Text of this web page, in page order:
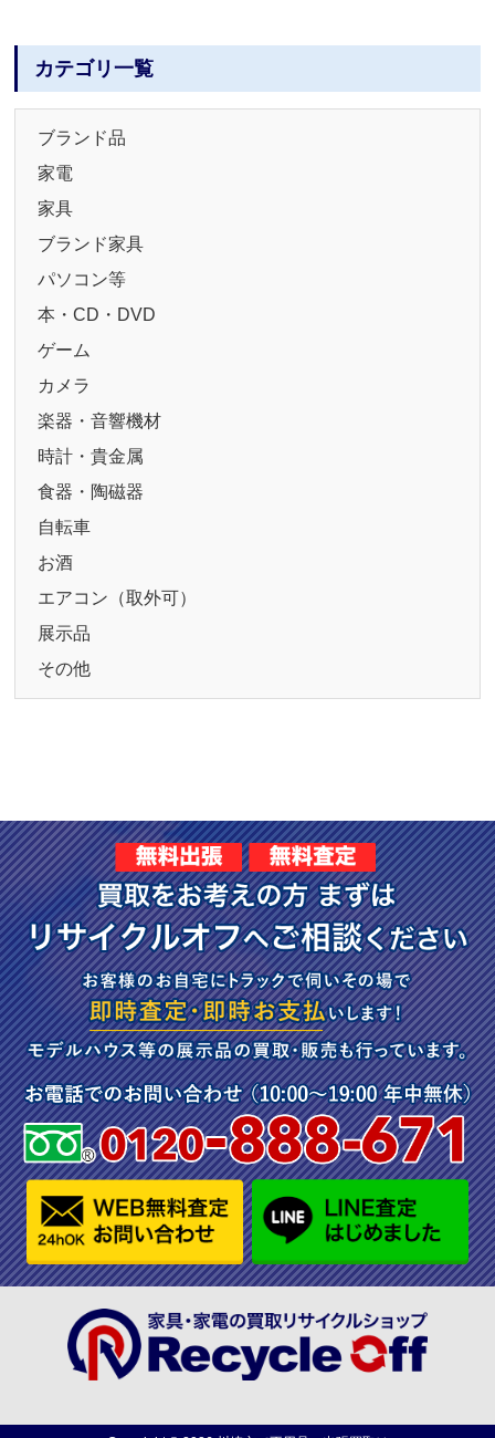
カテゴリ一覧
ブランド品
家電
家具
ブランド家具
パソコン等
本・CD・DVD
ゲーム
カメラ
楽器・音響機材
時計・貴金属
食器・陶磁器
自転車
お酒
エアコン（取外可）
展示品
その他